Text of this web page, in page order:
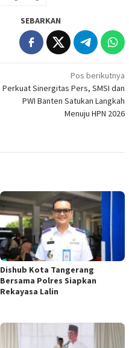
SEBARKAN
Pos berikutnya
Perkuat Sinergitas Pers, SMSI dan
PWI Banten Satukan Langkah
Menuju HPN 2026
Dishub Kota Tangerang
Bersama Polres Siapkan
Rekayasa Lalin